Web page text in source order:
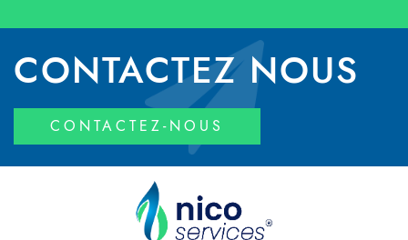
CONTACTEZ NOUS
CONTACTEZ-NOUS